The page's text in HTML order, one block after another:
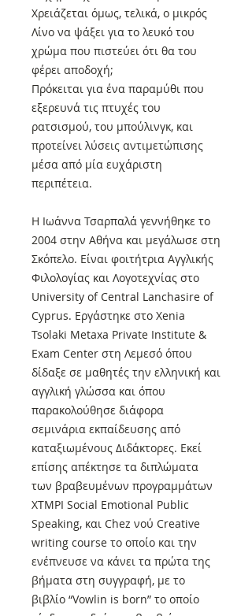
Χρειάζεται όμως, τελικά, ο μικρός
Λίνο να ψάξει για το λευκό του
χρώμα που πιστεύει ότι θα του
φέρει αποδοχή;
Πρόκειται για ένα παραμύθι που
εξερευνά τις πτυχές του
ρατσισμού, του μπούλινγκ, και
προτείνει λύσεις αντιμετώπισης
μέσα από μία ευχάριστη
περιπέτεια.
Η Ιωάννα Τσαρπαλά γεννήθηκε το
2004 στην Αθήνα και μεγάλωσε στη
Σκόπελο. Είναι φοιτήτρια Αγγλικής
Φιλολογίας και Λογοτεχνίας στο
University of Central Lanchasire of
Cyprus. Εργάστηκε στο Xenia
Tsolaki Metaxa Private Institute &
Exam Center στη Λεμεσό όπου
δίδαξε σε μαθητές την ελληνική και
αγγλική γλώσσα και όπου
παρακολούθησε διάφορα
σεμινάρια εκπαίδευσης από
καταξιωμένους Διδάκτορες. Εκεί
επίσης απέκτησε τα διπλώματα
των βραβευμένων προγραμμάτων
XTMPI Social Emotional Public
Speaking, και Chez νού Creative
writing course το οποίο και την
ενέπνευσε να κάνει τα πρώτα της
βήματα στη συγγραφή, με το
βιβλίο “Vowlin is born” το οποίο